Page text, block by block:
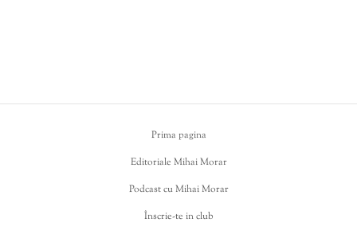
Prima pagina
Editoriale Mihai Morar
Podcast cu Mihai Morar
Înscrie-te in club